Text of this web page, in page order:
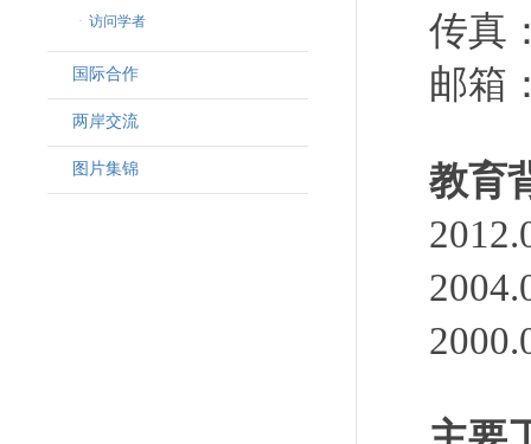
· 访问学者
国际合作
两岸交流
图片集锦
传真
邮箱
教育